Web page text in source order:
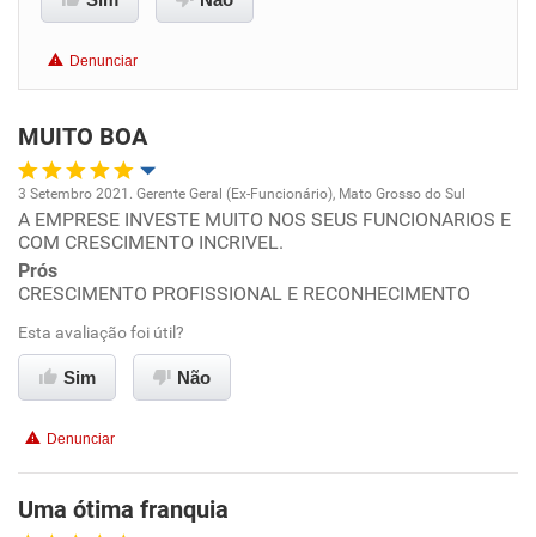
Benefícios
Recomenda esta empresa
Denunciar
MUITO BOA
Oportunidade de promoção
Ambiente de trabalho
Conciliação com a vida familiar
Benefícios
Recomenda a diretoria
3 Setembro 2021. Gerente Geral (Ex-Funcionário), Mato Grosso do Sul
A EMPRESE INVESTE MUITO NOS SEUS FUNCIONARIOS E
COM CRESCIMENTO INCRIVEL.
Prós
CRESCIMENTO PROFISSIONAL E RECONHECIMENTO
Esta avaliação foi útil?
Sim Não
Denunciar
Uma ótima franquia